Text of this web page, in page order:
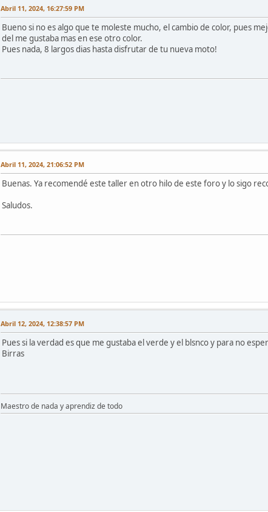
Abril 11, 2024, 16:27:59 PM
Bueno si no es algo que te moleste mucho, el cambio de color, pues
del me gustaba mas en ese otro color.
Pues nada, 8 largos dias hasta disfrutar de tu nueva moto!
Abril 11, 2024, 21:06:52 PM
Buenas. Ya recomendé este taller en otro hilo de este foro y lo sigo
Saludos.
Abril 12, 2024, 12:38:57 PM
Pues si la verdad es que me gustaba el verde y el blsnco y para no
Birras
Maestro de nada y aprendiz de todo